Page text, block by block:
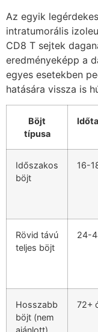
Az egyik
intratumorális
CD8 T sejtek
eredményeképp a
egyes esetekben
hatására vissza is
Böjt
típusa
Időszakos
böjt
16-
Rövid távú
teljes böjt
24-
Hosszabb
böjt (nem
72+